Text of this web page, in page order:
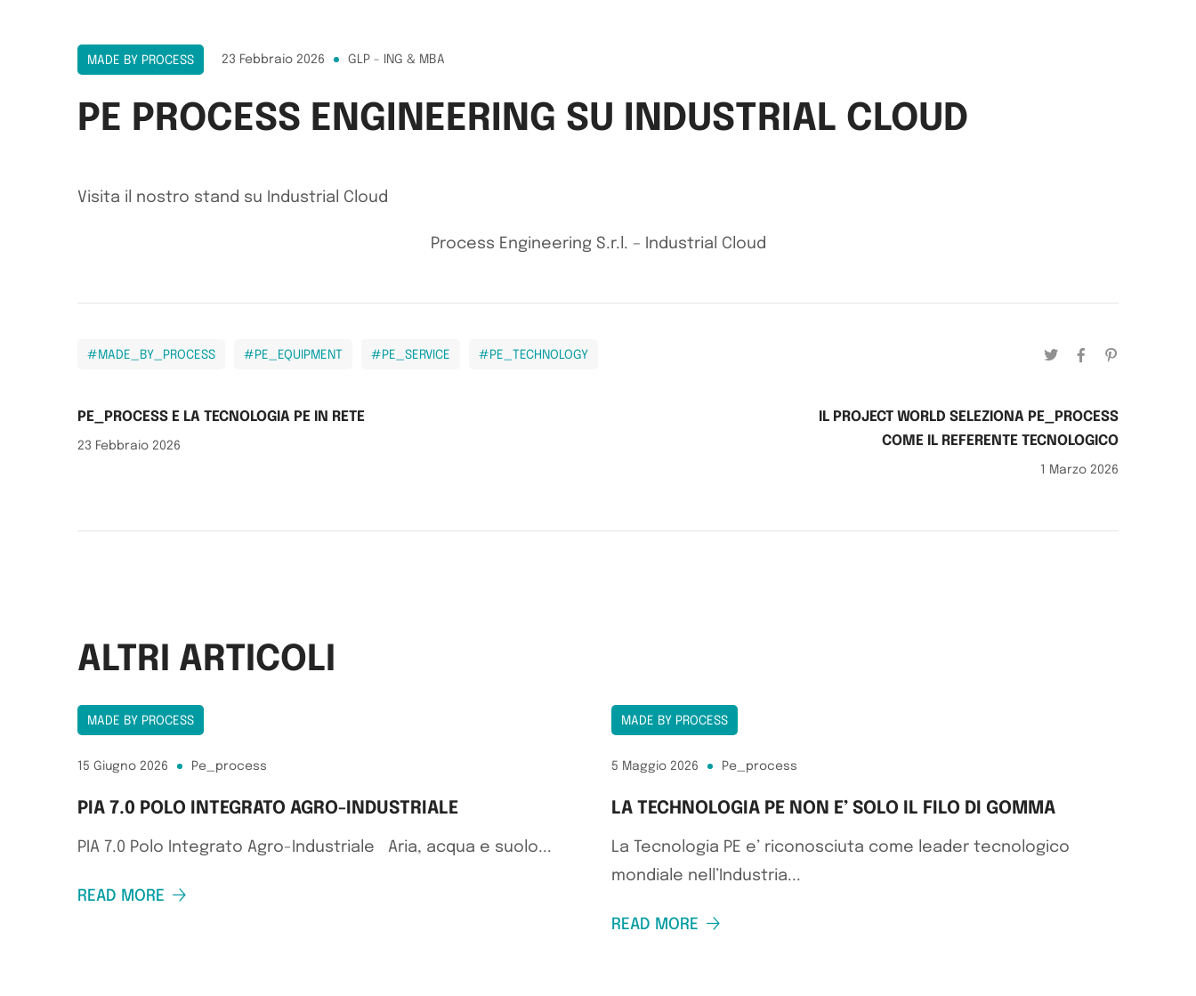
MADE BY PROCESS 23 Febbraio 2026 GLP - ING & MBA
PE PROCESS ENGINEERING SU INDUSTRIAL CLOUD
Visita il nostro stand su Industrial Cloud
Process Engineering S.r.l. – Industrial Cloud
#MADE_BY_PROCESS #PE_EQUIPMENT #PE_SERVICE #PE_TECHNOLOGY
PE_PROCESS E LA TECNOLOGIA PE IN RETE
23 Febbraio 2026
IL PROJECT WORLD SELEZIONA PE_PROCESS
COME IL REFERENTE TECNOLOGICO
1 Marzo 2026
ALTRI ARTICOLI
MADE BY PROCESS
15 Giugno 2026 Pe_process
PIA 7.0 POLO INTEGRATO AGRO-INDUSTRIALE
PIA 7.0 Polo Integrato Agro-Industriale Aria, acqua e suolo...
READ MORE
MADE BY PROCESS
5 Maggio 2026 Pe_process
LA TECHNOLOGIA PE NON E’ SOLO IL FILO DI GOMMA
La Tecnologia PE e’ riconosciuta come leader tecnologico
mondiale nell’Industria...
READ MORE